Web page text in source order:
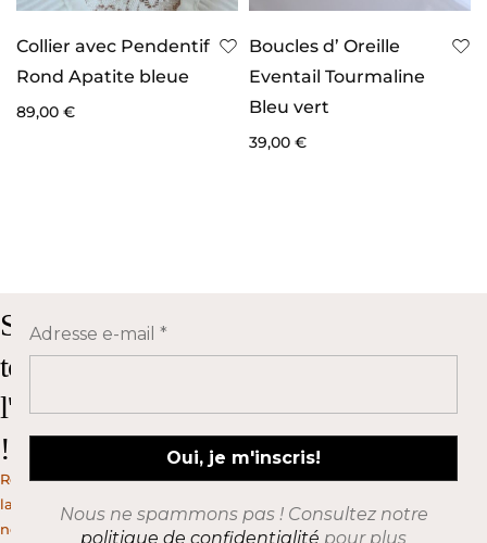
Collier avec Pendentif
Rond Apatite bleue
89,00 €
Boucles d’ Oreille
Eventail Tourmaline
Bleu vert
39,00 €
Suivez
toute
l'actualité
!
Rejoignez
la
newsletter
Adresse e-mail *
Nous ne spammons pas ! Consultez notre
politique de confidentialité pour plus